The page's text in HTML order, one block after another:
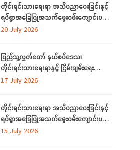
တိုင်းရင်းသားရေးရာ အသိပညာပေးခြင်းနှင့်
ရပ်ရွာအခြေပြုအသက်မွေးဝမ်းကျောင်းပညာ
လိုအပ်ချက်များကို ဆန်းစစ်စီမံခြင်း
ပြုလုပ်
20 July 2026
ပြည်သူ့လွှတ်တော် နယ်စပ်ဒေသ၊
တိုင်းရင်းသားရေးရာနှင့် ငြိမ်းချမ်းရေး
ကော်မတီနှင့် တိုင်းရင်းသားလူမျိုးများရေးရာ
17 July 2026
တိုင်းရင်းသားရေးရာ အသိပညာပေးခြင်းနှင့်
ရပ်ရွာအခြေပြုအသက်မွေးဝမ်းကျောင်းပညာ
လိုအပ်ချက်တို့ကို ဆန်းစစ်စီမံခြင်း အစီအစဉ်
15 July 2026